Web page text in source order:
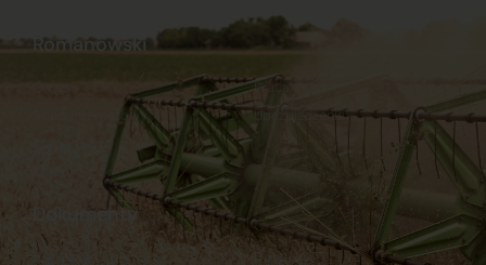
Dokumenty
Regulamin Dostawy
Romanowski
Sklep internetowy
Praca
Ubezpieczenia